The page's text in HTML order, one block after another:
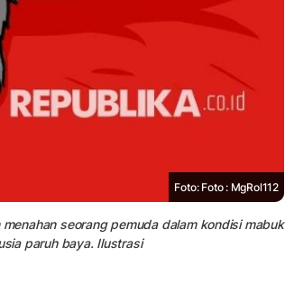
Foto: Foto : MgRol112
seorang pemuda dalam kondisi mabuk
paruh baya. Ilustrasi